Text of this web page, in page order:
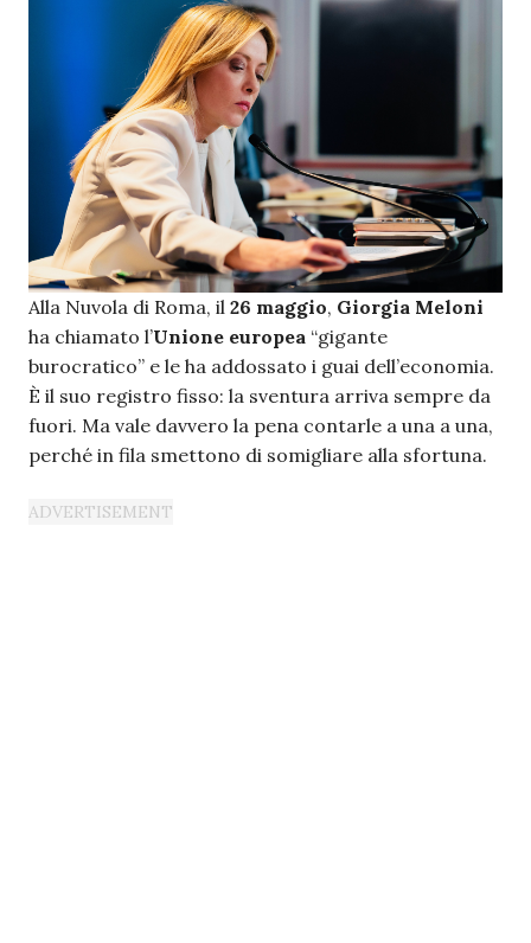
Alla Nuvola di Roma, il 26 maggio, Giorgia Meloni
ha chiamato l’Unione europea “gigante
burocratico” e le ha addossato i guai dell’economia.
È il suo registro fisso: la sventura arriva sempre da
fuori. Ma vale davvero la pena contarle a una a una,
perché in fila smettono di somigliare alla sfortuna.